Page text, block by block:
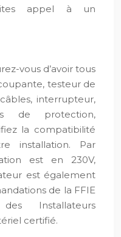
appel à un
vous d’avoir tous
testeur de
interrupteur,
de protection,
la compatibilité
installation. Par
est en 230V,
est également
de la FFIE
Installateurs
certifié.